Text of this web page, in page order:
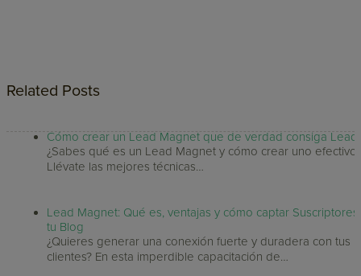
Related Posts
Cómo crear un Lead Magnet que de verdad consiga
¿Sabes qué es un Lead Magnet y cómo crear uno
Llévate las mejores técnicas…
Lead Magnet: Qué es, ventajas y cómo captar
tu Blog
¿Quieres generar una conexión fuerte y duradera con tus
clientes? En esta imperdible capacitación de…